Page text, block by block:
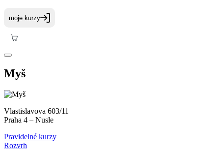
Myš
Vlastislavova 603/11
Praha 4 – Nusle
Pravidelné kurzy
Rozvrh